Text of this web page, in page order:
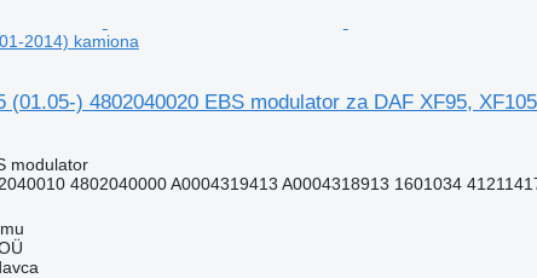
2014) kamiona
(01.05-) 4802040020 EBS modulator za DAF XF95,
modulator
4802040000 A0004319413 A0004318913 1601034